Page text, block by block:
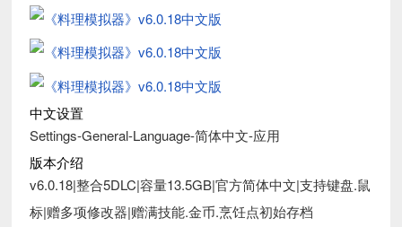
中文设置
Settings-General-Language-简体中文-应用
版本介绍
v6.0.18|整合5DLC|容量13.5GB|官方简体中文|支持键盘.鼠
标|赠多项修改器|赠满技能.金币.烹饪点初始存档